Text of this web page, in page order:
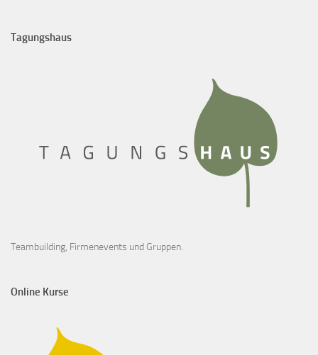
Tagungshaus
Teambuilding, Firmenevents und Gruppen.
Online Kurse